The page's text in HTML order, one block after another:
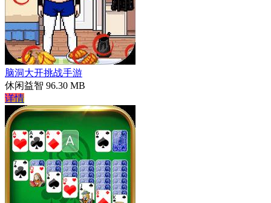
脑洞大开挑战手游
休闲益智 96.30 MB
详情